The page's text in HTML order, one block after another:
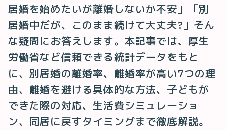
居婚を始めたいが離婚しないか不安」「別
居婚中だが、このまま続けて大丈夫?」そん
な疑問にお答えします。本記事では、厚生
労働省など信頼できる統計データをもと
に、別居婚の離婚率、離婚率が高い7つの理
由、離婚を避ける具体的な方法、子どもが
できた際の対応、生活費シミュレーショ
ン、同居に戻すタイミングまで徹底解説。